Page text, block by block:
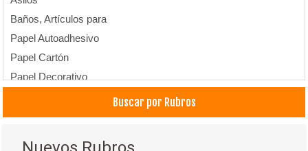
Baños, Artículos para
Papel Autoadhesivo
Papel Cartón
Papel Decorativo
Buscar por Rubros